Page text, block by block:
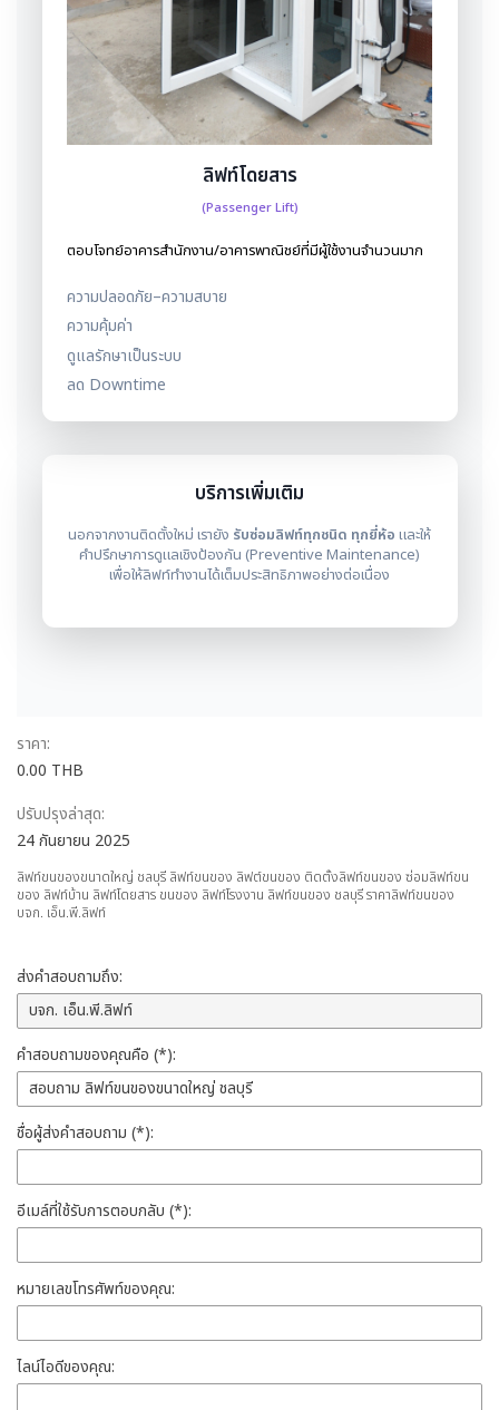
ลิฟท์โดยสาร
(Passenger Lift)
ตอบโจทย์อาคารสำนักงาน/อาคารพาณิชย์ที่มีผู้ใช้งานจำนวนมาก
ความปลอดภัย–ความสบาย
ความคุ้มค่า
ดูแลรักษาเป็นระบบ
ลด Downtime
บริการเพิ่มเติม
นอกจากงานติดตั้งใหม่ เรายัง รับซ่อมลิฟท์ทุกชนิด ทุกยี่ห้อ และให้
คำปรึกษาการดูแลเชิงป้องกัน (Preventive Maintenance)
เพื่อให้ลิฟท์ทำงานได้เต็มประสิทธิภาพอย่างต่อเนื่อง
ราคา:
0.00 THB
ปรับปรุงล่าสุด:
24 กันยายน 2025
ลิฟท์ขนของขนาดใหญ่ ชลบุรี ลิฟท์ขนของ ลิฟต์ขนของ ติดตั้งลิฟท์ขนของ ซ่อมลิฟท์ขน
ของ ลิฟท์บ้าน ลิฟท์โดยสาร ขนของ ลิฟท์โรงงาน ลิฟท์ขนของ ชลบุรี ราคาลิฟท์ขนของ
บจก. เอ็น.พี.ลิฟท์
ส่งคำสอบถามถึง:
คำสอบถามของคุณคือ (*):
ชื่อผู้ส่งคำสอบถาม (*):
อีเมล์ที่ใช้รับการตอบกลับ (*):
หมายเลขโทรศัพท์ของคุณ:
ไลน์ไอดีของคุณ: